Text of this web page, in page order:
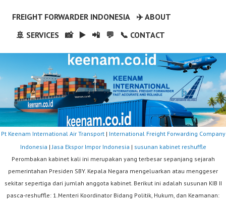
FREIGHT FORWARDER INDONESIA
✈️ ABOUT
🚢 SERVICES
📸 ▶️ 📲 💬 📞 CONTACT
Pt Keenam International Air Transport| International Freight Forwarding Company
Indonesia | Jasa Ekspor Impor Indonesia | susunan kabinet reshuffle
Perombakan kabinet kali ini merupakan yang terbesar sepanjang sejarah
pemerintahan Presiden SBY. Kepala Negara mengeluarkan atau menggeser
sekitar sepertiga dari jumlah anggota kabinet. Berikut ini adalah susunan KIB II
pasca-reshuffle: 1.Menteri Koordinator Bidang Politik, Hukum, dan Keamanan: